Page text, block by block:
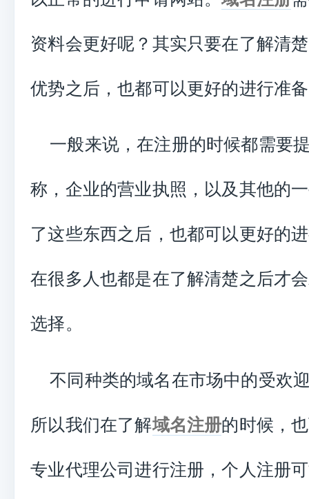
资料会更好呢？其实只要在了解清
优势之后，也都可以更好的进行准
一般来说，在注册的时候都需要
称，企业的营业执照，以及其他的
了这些东西之后，也都可以更好的
在很多人也都是在了解清楚之后才
选择。
不同种类的域名在市场中的受欢
所以我们在了解域名注册的时候，
专业代理公司进行注册，个人注册